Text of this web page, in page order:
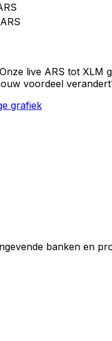
ARS
live ARS tot
voordeel
grafiek
banken en